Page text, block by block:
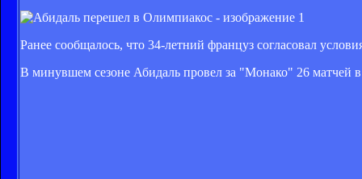
Ранее сообщалось, что 34-летний француз согласовал
В минувшем сезоне Абидаль провел за "Монако" 26 матчей